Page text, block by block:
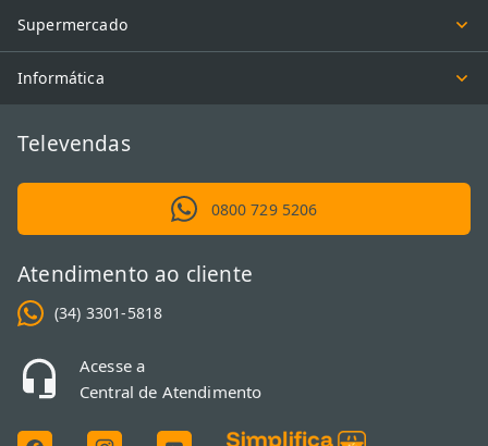
Supermercado
Informática
Televendas
0800 729 5206
Atendimento ao cliente
(34) 3301-5818
Acesse a
Central de Atendimento